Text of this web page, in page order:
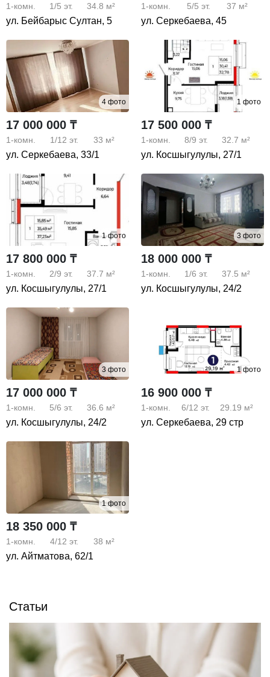
1-комн. 1/5 эт. 34.8 м²
ул. Бейбарыс Султан, 5
1-комн. 5/5 эт. 37 м²
ул. Серкебаева, 45
4 фото
17 000 000 ₸
1-комн. 1/12 эт. 33 м²
ул. Серкебаева, 33/1
1 фото
17 500 000 ₸
1-комн. 8/9 эт. 32.7 м²
ул. Косшыгулулы, 27/1
1 фото
17 800 000 ₸
1-комн. 2/9 эт. 37.7 м²
ул. Косшыгулулы, 27/1
3 фото
18 000 000 ₸
1-комн. 1/6 эт. 37.5 м²
ул. Косшыгулулы, 24/2
3 фото
17 000 000 ₸
1-комн. 5/6 эт. 36.6 м²
ул. Косшыгулулы, 24/2
1 фото
16 900 000 ₸
1-комн. 6/12 эт. 29.19 м²
ул. Серкебаева, 29 стр
1 фото
18 350 000 ₸
1-комн. 4/12 эт. 38 м²
ул. Айтматова, 62/1
Статьи